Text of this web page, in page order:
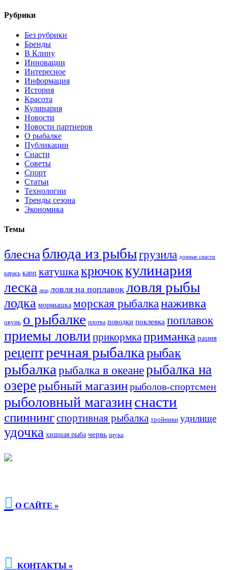
Рубрики
Без рубрики
Бренды
В Клину
Инновации
Интересное
Информация
История
Красота
Кулинария
Новости
Новости партнеров
О рыбалке
Публикации
Снасти
Советы
Спорт
Статьи
Технологии
Тренды сезона
Экономика
Темы
блесна блюда из рыбыгрузила донные снасти
карась карп катушка крючоккулинария
леска лещ ловля на поплавок ловля рыбы
лодка мормышка морская рыбалканаживка
окунь о рыбалке плотва поводки поклевка поплавок
приемы ловлиприкормка приманка рация
рецептречная рыбалка рыбак
рыбалка рыбалка в океанерыбалка на
озерерыбный магазинрыболов-спортсмен
рыболовный магазинснасти
спиннингспортивная рыбалка тройники удилище
удочка хищная рыба червь щука
 О САЙТЕ »
 КОНТАКТЫ »